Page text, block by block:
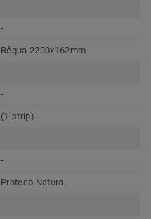
-
Régua 2200x162mm
-
(1-strip)
-
Proteco Natura